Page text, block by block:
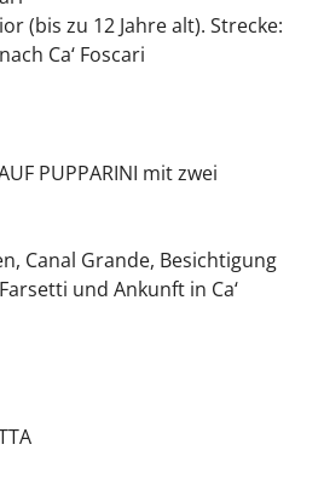
(bis zu 12 Jahre alt). Strecke:
Ca‘ Foscari
PUPPARINI mit zwei
Canal Grande, Besichtigung
und Ankunft in Ca‘